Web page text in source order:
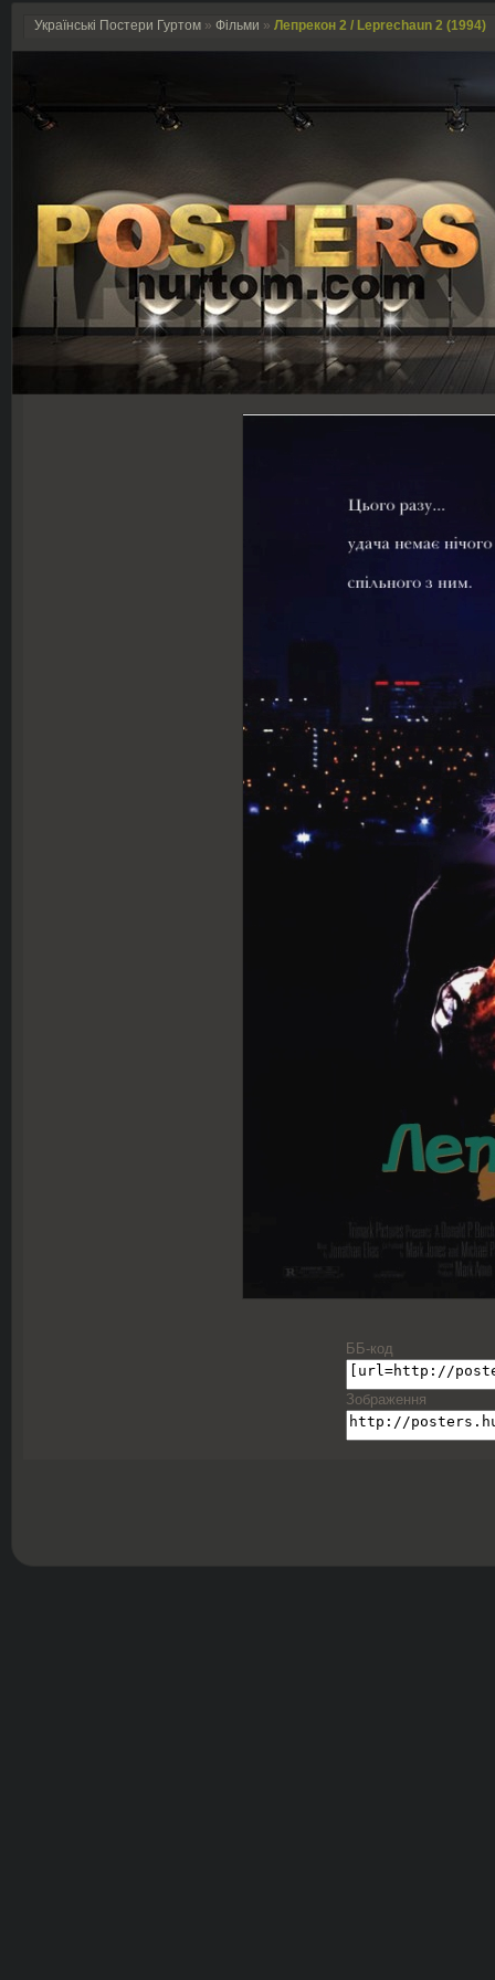
Українські Постери Гуртом » Фільми » Лепрекон 2 / Leprechaun 2 (1994)
ББ-код
Зображення